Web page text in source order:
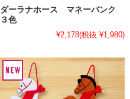
ダーラナホース マネーバンク
３色
¥2,178(税抜 ¥1,980)